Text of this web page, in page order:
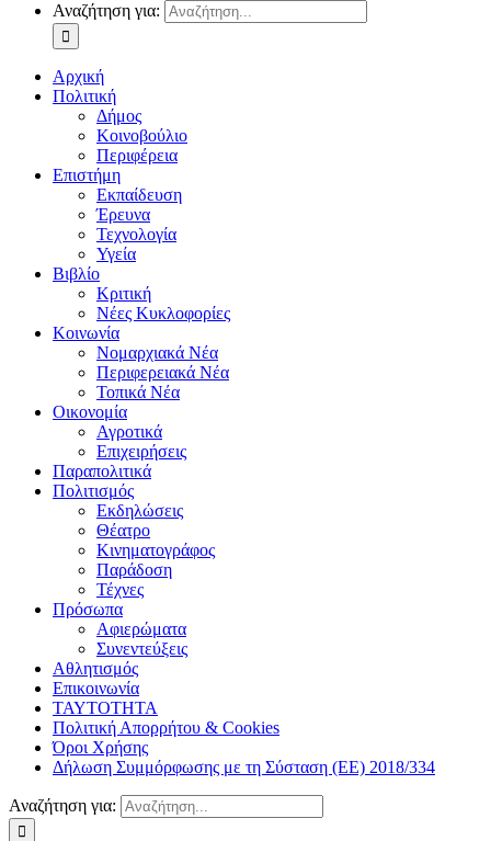
Αναζήτηση για:
Αρχική
Πολιτική
Δήμος
Κοινοβούλιο
Περιφέρεια
Επιστήμη
Εκπαίδευση
Έρευνα
Τεχνολογία
Υγεία
Βιβλίο
Κριτική
Νέες Κυκλοφορίες
Κοινωνία
Νομαρχιακά Νέα
Περιφερειακά Νέα
Τοπικά Νέα
Οικονομία
Αγροτικά
Επιχειρήσεις
Παραπολιτικά
Πολιτισμός
Εκδηλώσεις
Θέατρο
Κινηματογράφος
Παράδοση
Τέχνες
Πρόσωπα
Αφιερώματα
Συνεντεύξεις
Αθλητισμός
Επικοινωνία
ΤΑΥΤΟΤΗΤΑ
Πολιτική Απορρήτου & Cookies
Όροι Χρήσης
Δήλωση Συμμόρφωσης με τη Σύσταση (ΕΕ) 2018/334
Αναζήτηση για: